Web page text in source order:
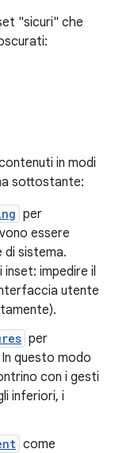
"sicuri" che
in modi
sottostante:
per
essere
sistema.
impedire il
utente
per
questo modo
con i gesti
inferiori, i
come